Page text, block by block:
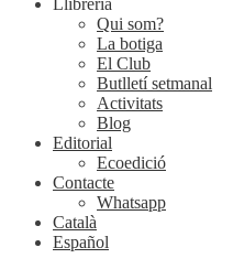
Llibreria
Qui som?
La botiga
El Club
Butlletí setmanal
Activitats
Blog
Editorial
Ecoedició
Contacte
Whatsapp
Català
Español